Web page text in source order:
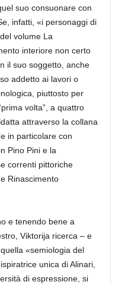
suo consuonare con
infatti, «i personaggi di
volume La
interiore non certo
il suo soggetto, anche
addetto ai lavori o
piuttosto per
volta”, a quattro
attraverso la collana
in particolare con
Pino Pini e la
correnti pittoriche
Rinascimento
e tenendo bene a
Viktorija ricerca – e
«semiologia del
unica di Alinari,
di espressione, si